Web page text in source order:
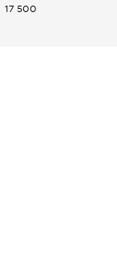
17 500